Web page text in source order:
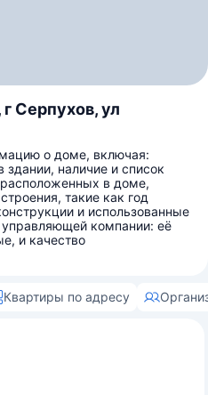
Серпухов, ул
о доме, включая:
здании, наличие и список
в доме,
такие как год
и использованные
компании: её
и качество
Квартиры по адресу